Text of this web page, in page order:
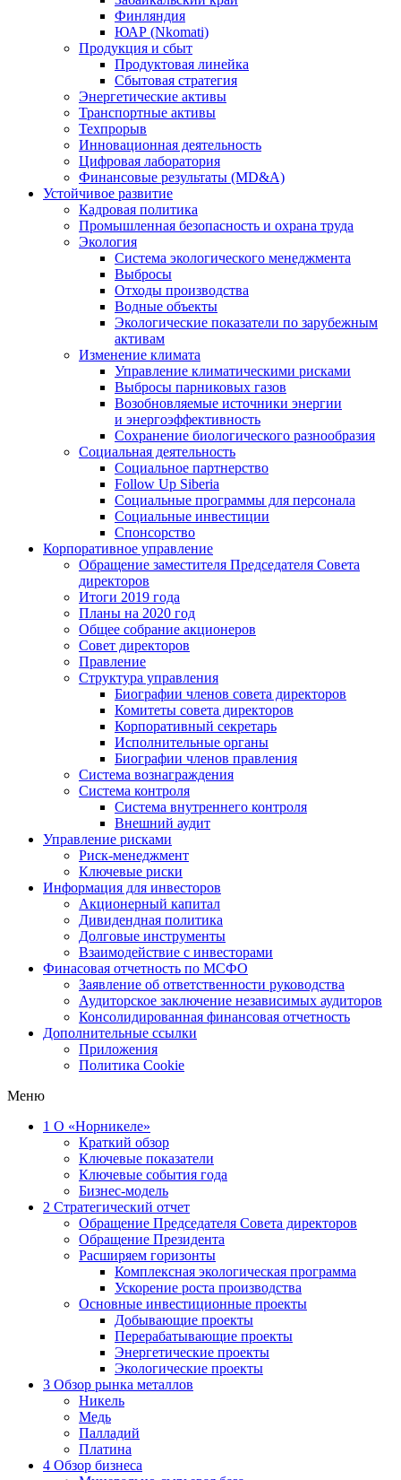
Финляндия
ЮАР (Nkomati)
Продукция и сбыт
Продуктовая линейка
Сбытовая стратегия
Энергетические активы
Транспортные активы
Техпрорыв
Инновационная деятельность
Цифровая лаборатория
Финансовые результаты (MD&A)
Устойчивое развитие
Кадровая политика
Промышленная безопасность и охрана труда
Экология
Система экологического менеджмента
Выбросы
Отходы производства
Водные объекты
Экологические показатели по зарубежным
активам
Изменение климата
Управление климатическими рисками
Выбросы парниковых газов
Возобновляемые источники энергии
и энергоэффективность
Сохранение биологического разнообразия
Социальная деятельность
Социальное партнерство
Follow Up Siberia
Социальные программы для персонала
Социальные инвестиции
Спонсорство
Корпоративное управление
Обращение заместителя Председателя Совета
директоров
Итоги 2019 года
Планы на 2020 год
Общее собрание акционеров
Совет директоров
Правление
Структура управления
Биографии членов совета директоров
Комитеты совета директоров
Корпоративный секретарь
Исполнительные органы
Биографии членов правления
Система вознаграждения
Система контроля
Система внутреннего контроля
Внешний аудит
Управление рисками
Риск-менеджмент
Ключевые риски
Информация для инвесторов
Акционерный капитал
Дивидендная политика
Долговые инструменты
Взаимодействие с инвеcторами
Финасовая отчетность по МСФО
Заявление об ответственности руководства
Аудиторское заключение независимых аудиторов
Консолидированная финансовая отчетность
Дополнительные ссылки
Приложения
Политика Cookie
Меню
1 О «Норникеле»
Краткий обзор
Ключевые показатели
Ключевые события года
Бизнес-модель
2 Стратегический отчет
Обращение Председателя Совета директоров
Обращение Президента
Расширяем горизонты
Комплексная экологическая программа
Ускорение роста производства
Основные инвестиционные проекты
Добывающие проекты
Перерабатывающие проекты
Энергетические проекты
Экологические проекты
3 Обзор рынка металлов
Никель
Медь
Палладий
Платина
4 Обзор бизнеса